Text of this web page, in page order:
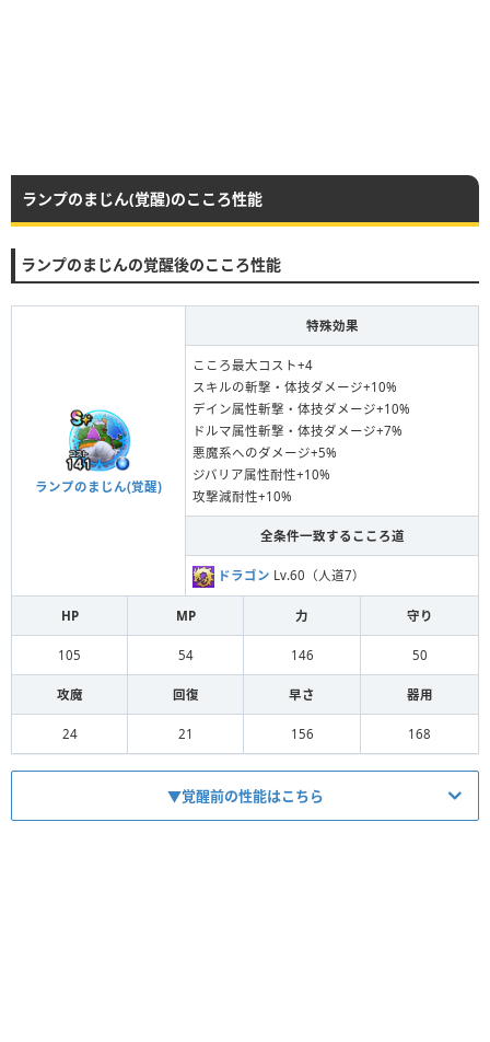
ランプのまじん(覚醒)のこころ性能
ランプのまじんの覚醒後のこころ性能
ランプのまじん(覚醒)
特殊効果
こころ最大コスト+4
スキルの斬撃・体技ダメージ+10%
デイン属性斬撃・体技ダメージ+10%
ドルマ属性斬撃・体技ダメージ+7%
悪魔系へのダメージ+5%
ジバリア属性耐性+10%
攻撃減耐性+10%
全条件一致するこころ道
ドラゴン Lv.60（人道7）
HP MP 力 守り
105 54 146 50
攻魔 回復 早さ 器用
24 21 156 168
▼覚醒前の性能はこちら